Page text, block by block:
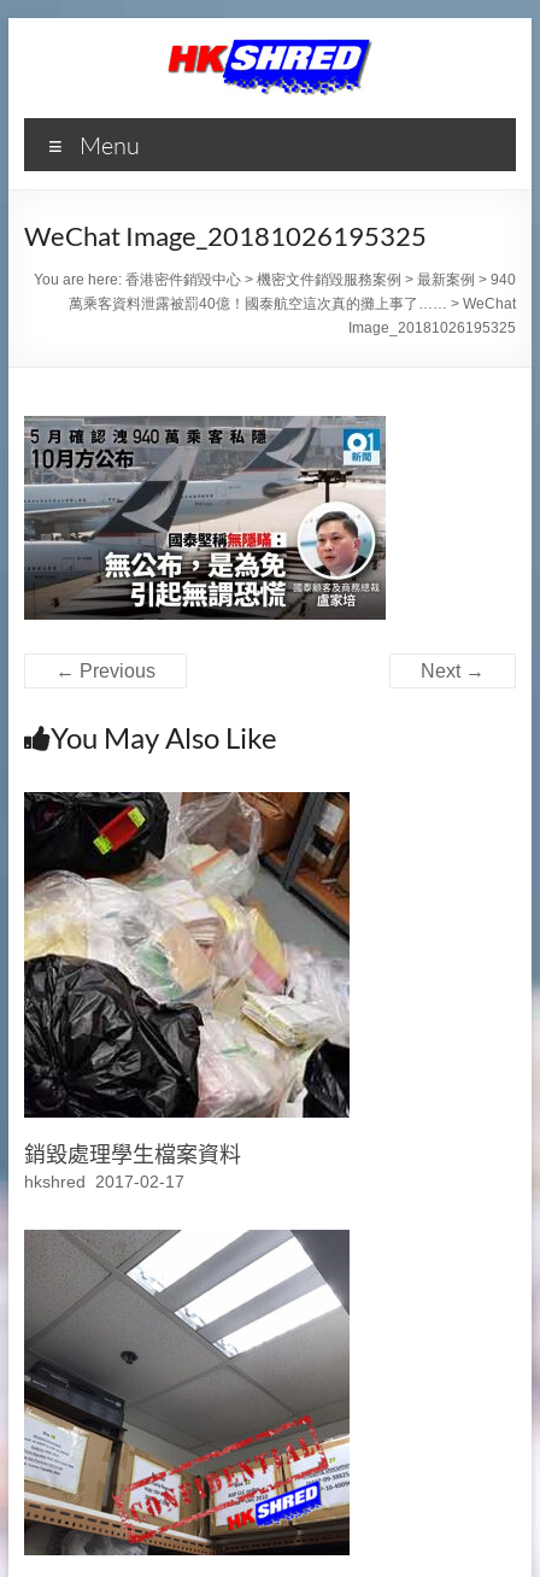
香
港
密
件
中
心
專
業
提
供
文
檔
案
毀|
碎
紙
服
務
Menu
WeChat Image_20181026195325
You are here:香港密件銷毀中心 >機密文件銷毀服務案例 >最新案例 >940
萬乘客資料泄露被罰40億！國泰航空這次真的攤上事了…… >WeChat
Image_20181026195325
← Previous Next →
You May Also Like
銷毀處理學生檔案資料
hkshred 2017-02-17